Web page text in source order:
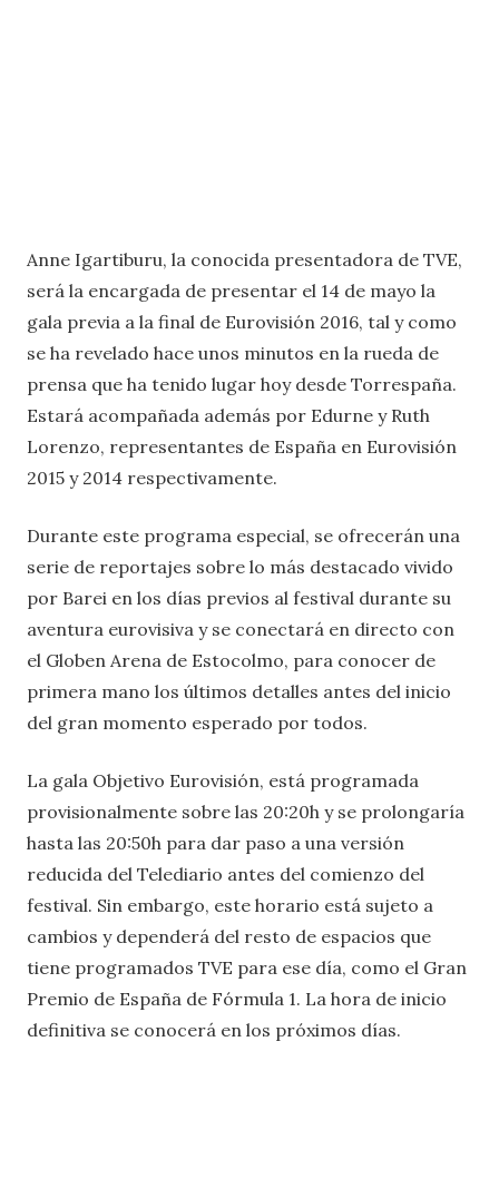
Anne Igartiburu, la conocida presentadora de TVE,
será la encargada de presentar el 14 de mayo la
gala previa a la final de Eurovisión 2016, tal y como
se ha revelado hace unos minutos en la rueda de
prensa que ha tenido lugar hoy desde Torrespaña.
Estará acompañada además por Edurne y Ruth
Lorenzo, representantes de España en Eurovisión
2015 y 2014 respectivamente.
Durante este programa especial, se ofrecerán una
serie de reportajes sobre lo más destacado vivido
por Barei en los días previos al festival durante su
aventura eurovisiva y se conectará en directo con
el Globen Arena de Estocolmo, para conocer de
primera mano los últimos detalles antes del inicio
del gran momento esperado por todos.
La gala Objetivo Eurovisión, está programada
provisionalmente sobre las 20:20h y se prolongaría
hasta las 20:50h para dar paso a una versión
reducida del Telediario antes del comienzo del
festival. Sin embargo, este horario está sujeto a
cambios y dependerá del resto de espacios que
tiene programados TVE para ese día, como el Gran
Premio de España de Fórmula 1. La hora de inicio
definitiva se conocerá en los próximos días.